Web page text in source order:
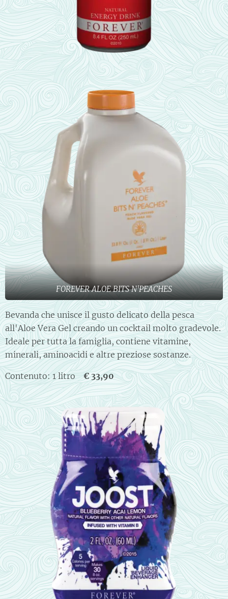
FOREVER ALOE BITS N'PEACHES
Bevanda che unisce il gusto delicato della pesca
all'Aloe Vera Gel creando un cocktail molto gradevole.
Ideale per tutta la famiglia, contiene vitamine,
minerali, aminoacidi e altre preziose sostanze.
Contenuto: 1 litro€ 33,90